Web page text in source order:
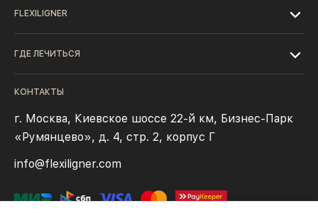
FLEXILIGNER
ГДЕ ЛЕЧИТЬСЯ
КОНТАКТЫ
г. Москва, Киевское шоссе 22-й км, Бизнес-Парк
«Румянцево», д. 4, стр. 2, корпус Г
info@flexiligner.com